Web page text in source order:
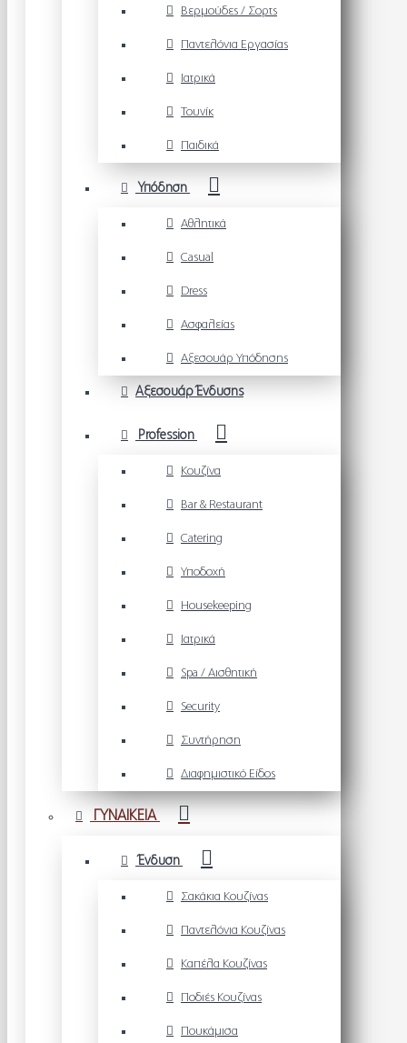
Βερμούδες / Σορτς
Παντελόνια Εργασίας
Ιατρικά
Τουνίκ
Παιδικά
Υπόδηση
Αθλητικά
Casual
Dress
Ασφαλείας
Αξεσουάρ Υπόδησης
Αξεσουάρ Ένδυσης
Profession
Κουζίνα
Bar & Restaurant
Catering
Υποδοχή
Housekeeping
Ιατρικά
Spa / Αισθητική
Security
Συντήρηση
Διαφημιστικό Είδος
ΓΥΝΑΙΚΕΙΑ
Ένδυση
Σακάκια Κουζίνας
Παντελόνια Κουζίνας
Καπέλα Κουζίνας
Ποδιές Κουζίνας
Πουκάμισα